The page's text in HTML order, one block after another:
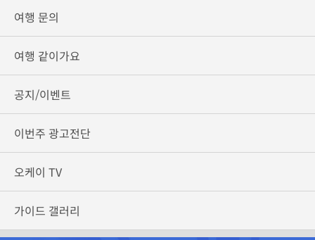
여행 문의
여행 같이가요
공지/이벤트
이번주 광고전단
오케이 TV
가이드 갤러리